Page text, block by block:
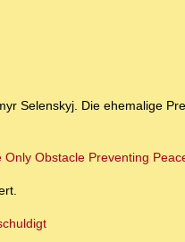
Selenskyj. Die ehemalige
Only Obstacle Preventing